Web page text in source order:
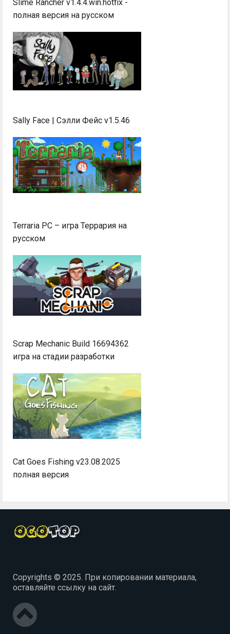
Slime Rancher v1.4.4.win.hotfix -
полная версия на русском
Sally Face | Сэлли Фейс v1.5.46
Terraria PC – игра Террария на
русском
Scrap Mechanic Build 16694362
игра на стадии разработки
Cat Goes Fishing v23.08.2025
полная версия
Copyrights © 2025. При копировании материала,
оставляйте ссылку на сайт.